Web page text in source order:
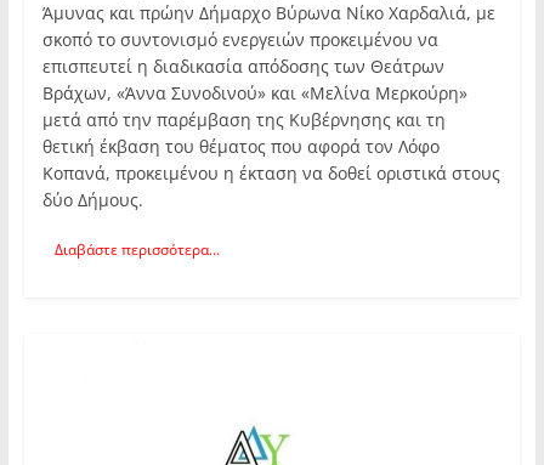
Άμυνας και πρώην Δήμαρχο Βύρωνα Νίκο Χαρδαλιά, με
σκοπό το συντονισμό ενεργειών προκειμένου να
επισπευτεί η διαδικασία απόδοσης των Θεάτρων
Βράχων, «Άννα Συνοδινού» και «Μελίνα Μερκούρη»
μετά από την παρέμβαση της Κυβέρνησης και τη
θετική έκβαση του θέματος που αφορά τον Λόφο
Κοπανά, προκειμένου η έκταση να δοθεί οριστικά στους
δύο Δήμους.
Διαβάστε περισσότερα...